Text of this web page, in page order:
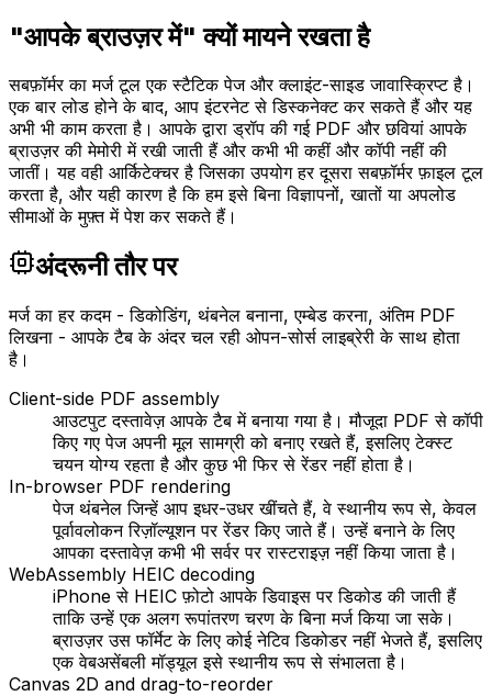
"आपके ब्राउज़र में" क्यों मायने रखता है
सबफ़ॉर्मर का मर्ज टूल एक स्टैटिक पेज और क्लाइंट-साइड जावास्क्रिप्ट है।
एक बार लोड होने के बाद, आप इंटरनेट से डिस्कनेक्ट कर सकते हैं और यह
अभी भी काम करता है। आपके द्वारा ड्रॉप की गई PDF और छवियां आपके
ब्राउज़र की मेमोरी में रखी जाती हैं और कभी भी कहीं और कॉपी नहीं की
जातीं। यह वही आर्किटेक्चर है जिसका उपयोग हर दूसरा सबफ़ॉर्मर फ़ाइल टूल
करता है, और यही कारण है कि हम इसे बिना विज्ञापनों, खातों या अपलोड
सीमाओं के मुफ़्त में पेश कर सकते हैं।
अंदरूनी तौर पर
मर्ज का हर कदम - डिकोडिंग, थंबनेल बनाना, एम्बेड करना, अंतिम PDF
लिखना - आपके टैब के अंदर चल रही ओपन-सोर्स लाइब्रेरी के साथ होता
है।
Client-side PDF assembly
आउटपुट दस्तावेज़ आपके टैब में बनाया गया है। मौजूदा PDF से कॉपी
किए गए पेज अपनी मूल सामग्री को बनाए रखते हैं, इसलिए टेक्स्ट
चयन योग्य रहता है और कुछ भी फिर से रेंडर नहीं होता है।
In-browser PDF rendering
पेज थंबनेल जिन्हें आप इधर-उधर खींचते हैं, वे स्थानीय रूप से, केवल
पूर्वावलोकन रिज़ॉल्यूशन पर रेंडर किए जाते हैं। उन्हें बनाने के लिए
आपका दस्तावेज़ कभी भी सर्वर पर रास्टराइज़ नहीं किया जाता है।
WebAssembly HEIC decoding
iPhone से HEIC फ़ोटो आपके डिवाइस पर डिकोड की जाती हैं
ताकि उन्हें एक अलग रूपांतरण चरण के बिना मर्ज किया जा सके।
ब्राउज़र उस फॉर्मेट के लिए कोई नेटिव डिकोडर नहीं भेजते हैं, इसलिए
एक वेबअसेंबली मॉड्यूल इसे स्थानीय रूप से संभालता है।
Canvas 2D and drag-to-reorder